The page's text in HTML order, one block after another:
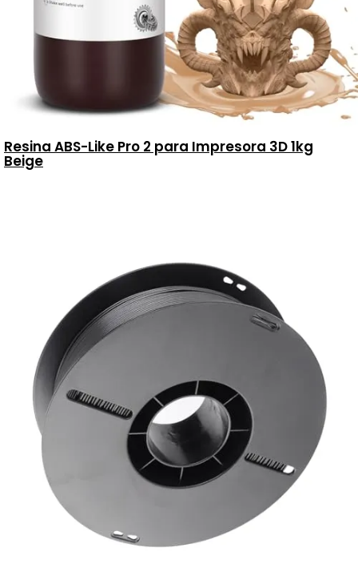
Resina ABS-Like Pro 2 para Impresora 3D 1kg
Beige